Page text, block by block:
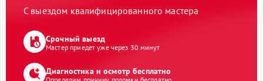
С выездом квалифицированного мастера
Срочный выезд
Мастер приедет уже через 30 минут
Диагностика и осмотр бесплатно